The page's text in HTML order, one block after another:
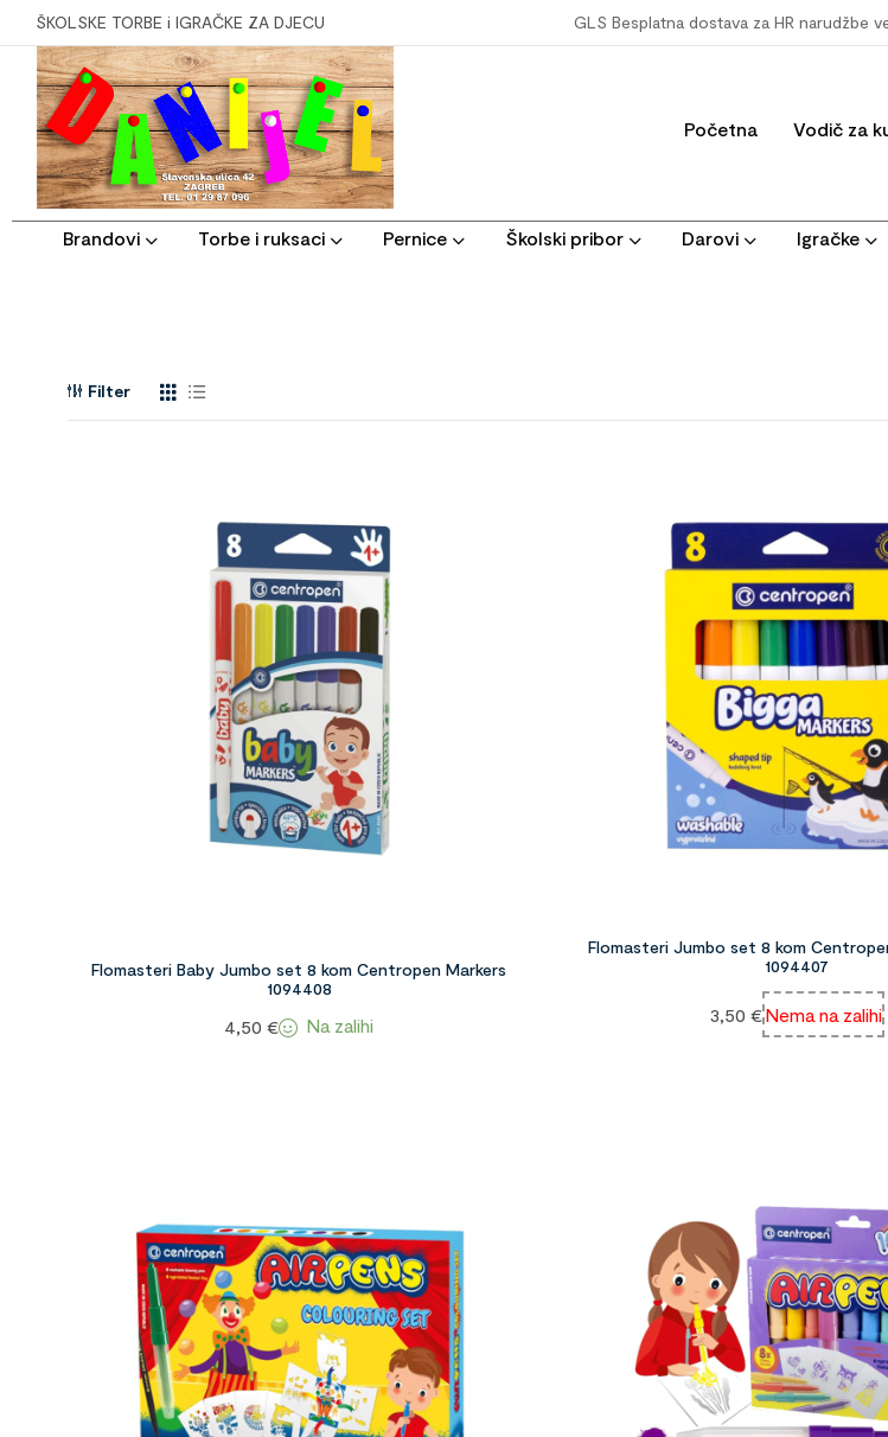
ŠKOLSKE TORBE i IGRAČKE ZA DJECU GLS Besplatna dostava za HR narudžbe
Početna Vodič za
Brandovi Torbe i ruksaci Pernice Školski pribor Darovi Igračke
Filter
Flomasteri Baby Jumbo set 8 kom Centropen Markers
1094408
4,50 € Na zalihi
Flomasteri Jumbo set 8 kom
1094407
3,50 €Nema na zalihi